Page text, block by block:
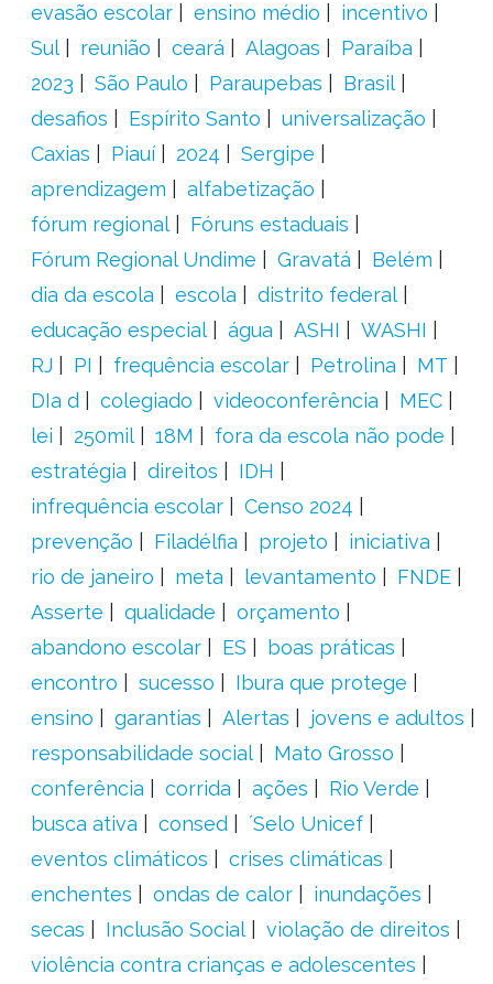
evasão escolar
ensino médio
incentivo
Sul
reunião ceará Alagoas
Paraíba
2023
São Paulo Paraupebas
Brasil
desafios
Espírito Santo
universalização
Caxias
Piauí 2024
Sergipe
aprendizagem
alfabetização
fórum regional
Fóruns estaduais
Fórum Regional Undime
Gravatá
Belém
dia da escola
escola
distrito federal
educação especial
água ASHI
WASHI
RJ
PI frequência escolar Petrolina
MT
DIa d
colegiado videoconferência
MEC
lei
250mil 18M
fora da escola não pode
estratégia
direitos
IDH
infrequência escolar
Censo 2024
prevenção
Filadélfia projeto
iniciativa
rio de janeiro
meta levantamento
FNDE
Asserte
qualidade
orçamento
abandono escolar
ES
boas práticas
encontro
sucesso
Ibura que protege
ensino
garantias Alertas
jovens e adultos
responsabilidade social
Mato Grosso
conferência
corrida ações
Rio Verde
busca ativa
consed
´Selo Unicef
eventos climáticos
crises climáticas
enchentes
ondas de calor
inundações
secas
Inclusão Social
violação de direitos
violência contra crianças e adolescentes